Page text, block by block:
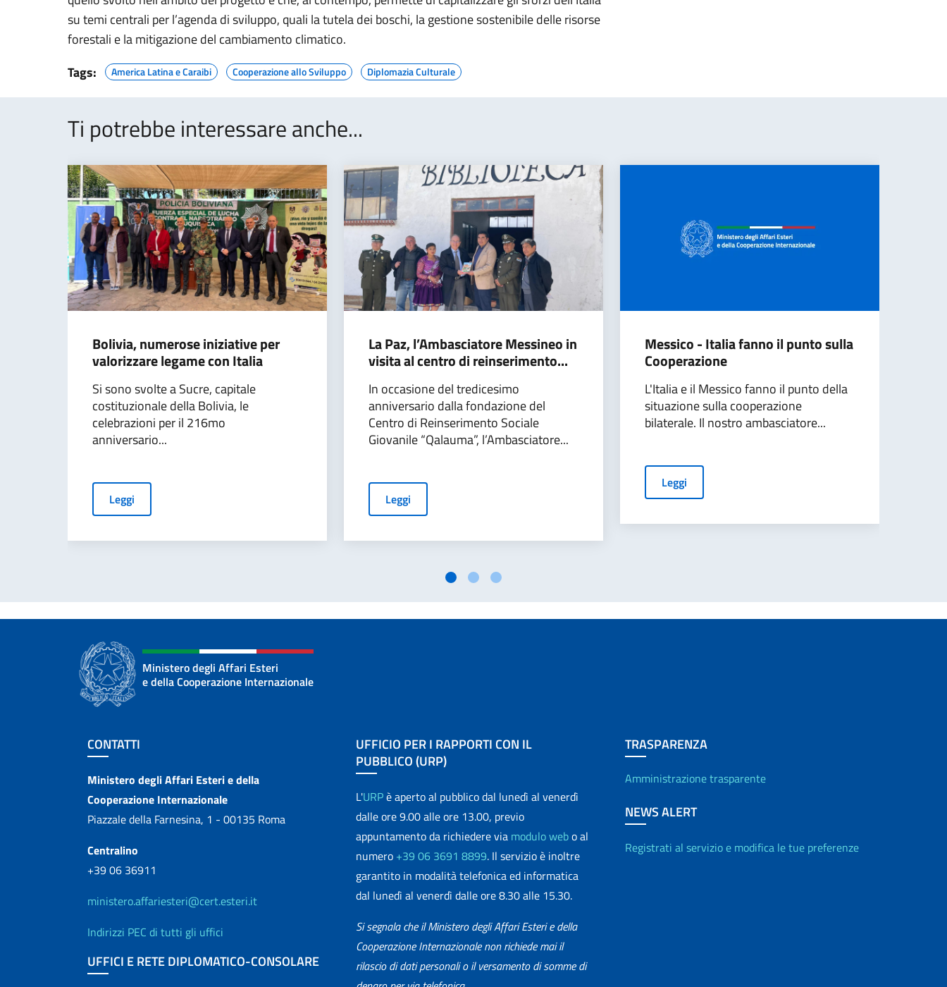
su temi centrali per l’agenda di sviluppo, quali la tutela dei boschi, la gestione sostenibile delle risorse
forestali e la mitigazione del cambiamento climatico.
Tags:
America Latina e Caraibi Cooperazione allo Sviluppo Diplomazia Culturale
Ti potrebbe interessare anche...
Bolivia, numerose iniziative per
valorizzare legame con Italia
Si sono svolte a Sucre, capitale
costituzionale della Bolivia, le
celebrazioni per il 216mo
anniversario...
Leggi
La Paz, l’Ambasciatore Messineo in
visita al centro di reinserimento...
In occasione del tredicesimo
anniversario dalla fondazione del
Centro di Reinserimento Sociale
Giovanile “Qalauma”, l’Ambasciatore...
Leggi
Messico - Italia fanno il punto sulla
Cooperazione
L'Italia e il Messico fanno il punto della
situazione sulla cooperazione
bilaterale. Il nostro ambasciatore...
Leggi
Ministero degli Affari Esteri
e della Cooperazione Internazionale
Sezione footer
CONTATTI
Contatti
Ministero degli Affari Esteri e della
Cooperazione Internazionale
Piazzale della Farnesina, 1 - 00135 Roma
Centralino
+39 06 36911
ministero.affariesteri@cert.esteri.it
Indirizzi PEC di tutti gli uffici
UFFICI E RETE DIPLOMATICO-CONSOLARE
UFFICIO PER I RAPPORTI CON IL
PUBBLICO (URP)
L'URPè aperto al pubblico dal lunedì al venerdì
dalle ore 9.00 alle ore 13.00, previo
appuntamento da richiedere via modulo webo al
numero +39 06 3691 8899. Il servizio è inoltre
garantito in modalità telefonica ed informatica
dal lunedì al venerdì dalle ore 8.30 alle 15.30.
Si segnala che il Ministero degli Affari Esteri e della
Cooperazione Internazionale non richiede mai il
rilascio di dati personali o il versamento di somme di
TRASPARENZA
Amministrazione trasparente
NEWS ALERT
Registrati al servizio e modifica le tue preferenze